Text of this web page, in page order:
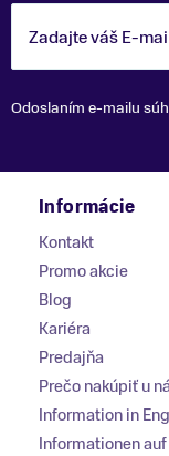
Zadajte váš E-
Odoslaním e-mailu
Informácie
Kontakt
Promo akcie
Blog
Kariéra
Predajňa
Prečo nakúpiť u
Information in
Informationen